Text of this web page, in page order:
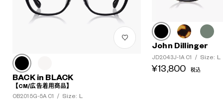
BACK in BLACK
【CM/広告着用商品】
OB2015G-5A C1
/ Size: L
John Dillinger
JD2043J-1A C1 / Size: L
¥13,800 税込